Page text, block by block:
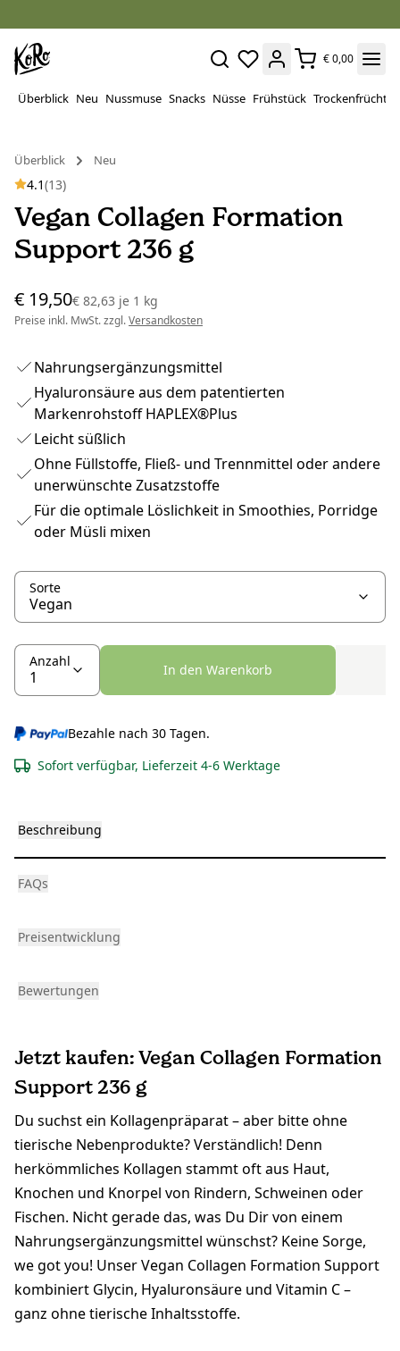
€ 0,00
Überblick Neu Nussmuse Snacks Nüsse Frühstück Trockenfrüchte
Überblick
Neu
4.1(13)
Vegan Collagen Formation
Support 236 g
€ 19,50€ 82,63 je 1 kg
Preise inkl. MwSt. zzgl.Versandkosten
Nahrungsergänzungsmittel
Hyaluronsäure aus dem patentierten
Markenrohstoff HAPLEX®Plus
Leicht süßlich
Ohne Füllstoffe, Fließ- und Trennmittel oder andere
unerwünschte Zusatzstoffe
Für die optimale Löslichkeit in Smoothies, Porridge
oder Müsli mixen
Sorte
Anzahl
In den Warenkorb
Bezahle nach 30 Tagen.
Sofort verfügbar, Lieferzeit 4-6 Werktage
Beschreibung
FAQs
Preisentwicklung
Bewertungen
Jetzt kaufen: Vegan Collagen Formation
Support 236 g
Du suchst ein Kollagenpräparat – aber bitte ohne
tierische Nebenprodukte? Verständlich! Denn
herkömmliches Kollagen stammt oft aus Haut,
Knochen und Knorpel von Rindern, Schweinen oder
Fischen. Nicht gerade das, was Du Dir von einem
Nahrungsergänzungsmittel wünschst? Keine Sorge,
we got you! Unser Vegan Collagen Formation Support
kombiniert Glycin, Hyaluronsäure und Vitamin C –
ganz ohne tierische Inhaltsstoffe.